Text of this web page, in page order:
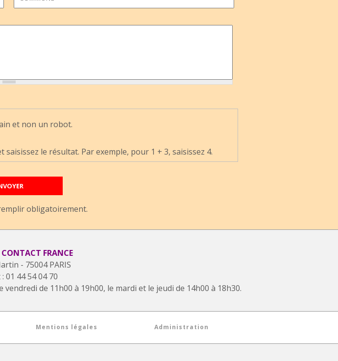
et non un robot.
le résultat. Par exemple, pour 1 + 3, saisissez 4.
obligatoirement.
FRANCE
- 75004 PARIS
01 44 54 04 70
de 11h00 à 19h00, le mardi et le jeudi de 14h00 à 18h30.
Mentions légales Administration